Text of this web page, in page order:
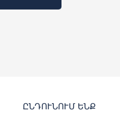
ԸՆԴՈՒՆՈՒՄ ԵՆՔ